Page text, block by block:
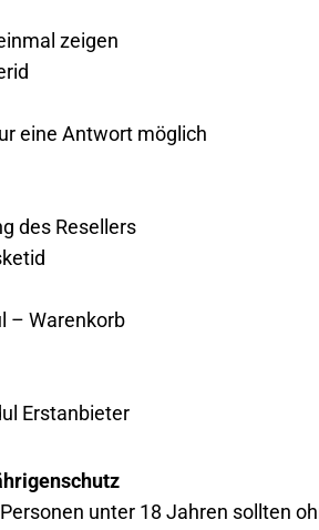
zeigen
eine Antwort möglich
des Resellers
– Warenkorb
Erstanbieter
unter 18 Jahren sollten